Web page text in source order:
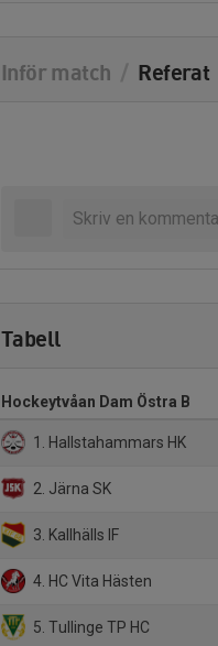
Inför match Referat
Tabell
Hockeytvåan Dam Östra B
1. Hallstahammars HK
2. Järna SK
3. Kallhälls IF
4. HC Vita Hästen
5. Tullinge TP HC